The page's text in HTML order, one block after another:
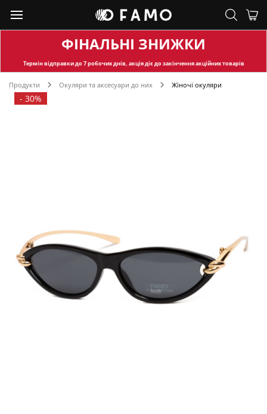
ФІНАЛЬНІ ЗНИЖКИ
Термін відправкидо 7 робочих днів, акція діє до закінчення акційних товарів
Продукти Окуляри та аксесуари до них Жіночі окуляри
- 30%